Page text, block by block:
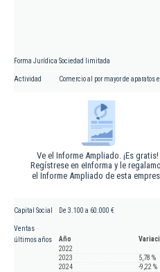
Forma Jurídica Sociedad limitada
Actividad Comercio al por mayor de aparatos
Ve el Informe Ampliado. ¡Es gratis!
Regístrese en eInforma y le
el Informe Ampliado de esta
Capital Social De 3.100 a 60.000 €
Ventas
últimos años
Año
2022
2023
5,78 %
2024
-9,22 %